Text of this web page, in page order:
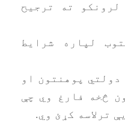
ته ترجیح
لپاره شرایط
پوهنتون او
څخه فارغ وي چې
ترلاسه کړئ وي.